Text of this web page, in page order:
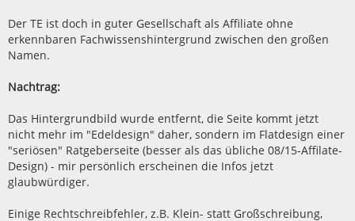
Der TE ist doch in guter Gesellschaft als Affiliate ohne
erkennbaren Fachwissenshintergrund zwischen den großen
Namen.
Nachtrag:
Das Hintergrundbild wurde entfernt, die Seite kommt jetzt
nicht mehr im "Edeldesign" daher, sondern im Flatdesign einer
"seriösen" Ratgeberseite (besser als das übliche 08/15-Affilate-
Design) - mir persönlich erscheinen die Infos jetzt
glaubwürdiger.
Einige Rechtschreibfehler, z.B. Klein- statt Großschreibung,